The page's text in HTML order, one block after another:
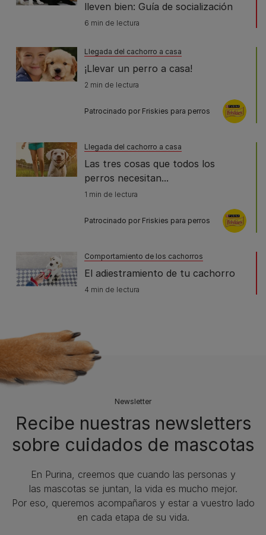
lleven bien: Guía de socialización
6 min de lectura
Llegada del cachorro a casa
¡Llevar un perro a casa!
2 min de lectura
Patrocinado por Friskies para perros
Llegada del cachorro a casa
Las tres cosas que todos los
perros necesitan...
1 min de lectura
Patrocinado por Friskies para perros
Comportamiento de los cachorros
El adiestramiento de tu cachorro
4 min de lectura
Newsletter
Recibe nuestras newsletters
sobre cuidados de mascotas​
En Purina, creemos que cuando las personas y
las mascotas se juntan, la vida es mucho mejor.
Por eso, queremos acompañaros y estar a vuestro lado
en cada etapa de su vida.​